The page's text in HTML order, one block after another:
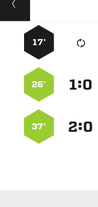
17’
:
26’
:
37’